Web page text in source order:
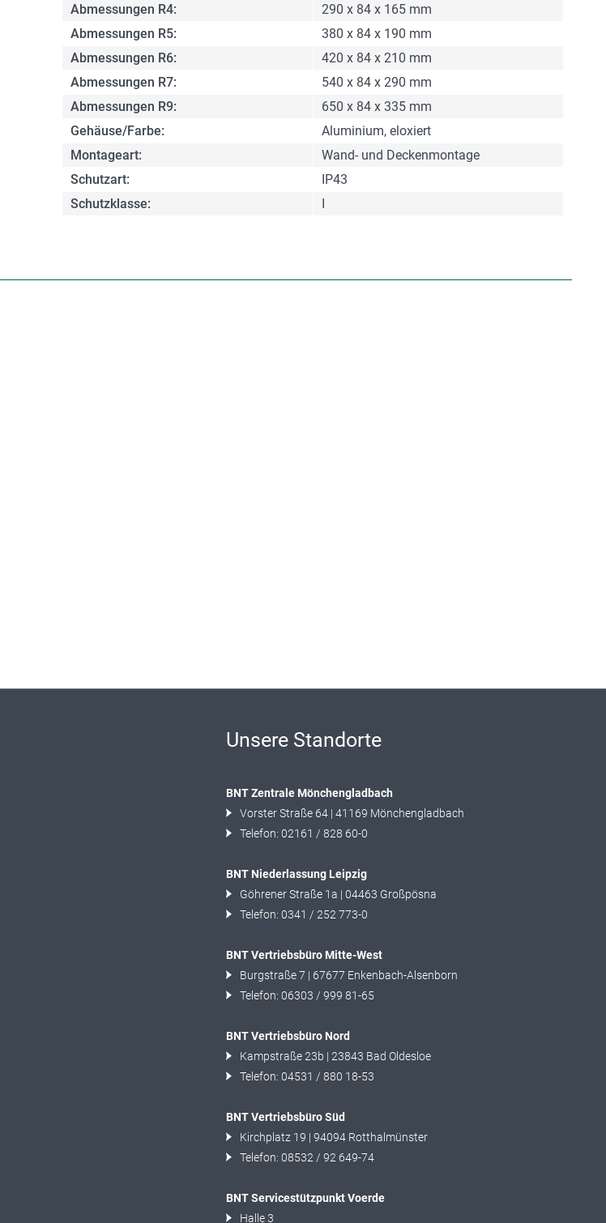
Abmessungen R4:
290 x 84 x 165 mm
Abmessungen R5:
380 x 84 x 190 mm
Abmessungen R6:
420 x 84 x 210 mm
Abmessungen R7:
540 x 84 x 290 mm
Abmessungen R9:
650 x 84 x 335 mm
Gehäuse/Farbe:
Aluminium, eloxiert
Montageart:
Wand- und Deckenmontage
Schutzart:
IP43
Schutzklasse:
Unsere Standorte
BNT Zentrale Mönchengladbach
Vorster Straße 64 | 41169 Mönchengladbach
Telefon: 02161 / 828 60-0
BNT Niederlassung Leipzig
Göhrener Straße 1a | 04463 Großpösna
Telefon: 0341 / 252 773-0
BNT Vertriebsbüro Mitte-West
Burgstraße 7 | 67677 Enkenbach-Alsenborn
Telefon: 06303 / 999 81-65
BNT Vertriebsbüro Nord
Kampstraße 23b | 23843 Bad Oldesloe
Telefon: 04531 / 880 18-53
BNT Vertriebsbüro Süd
Kirchplatz 19 | 94094 Rotthalmünster
Telefon: 08532 / 92 649-74
BNT Servicestützpunkt Voerde
Halle 3